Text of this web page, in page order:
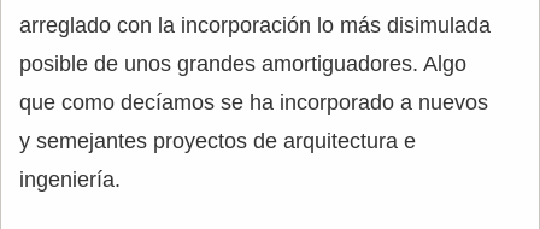
arreglado con la incorporación lo más disimulada
posible de unos grandes amortiguadores. Algo
que como decíamos se ha incorporado a nuevos
y semejantes proyectos de arquitectura e
ingeniería.